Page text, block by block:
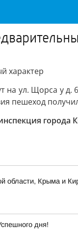
характер
на ул. Щорса у
пешеход
города
области, Крыма и
дня!